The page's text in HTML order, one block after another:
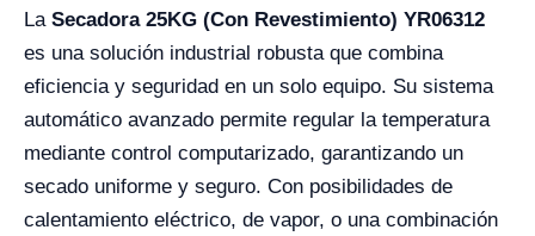
La Secadora 25KG (Con Revestimiento) YR06312
es una solución industrial robusta que combina
eficiencia y seguridad en un solo equipo. Su sistema
automático avanzado permite regular la temperatura
mediante control computarizado, garantizando un
secado uniforme y seguro. Con posibilidades de
calentamiento eléctrico, de vapor, o una combinación